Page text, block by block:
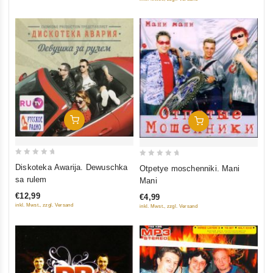
In Den Warenkorb
5
Diskoteka Awarija. Dewuschka
sa rulem
€12,99
inkl. Mwst., zzgl. Versand
In Den Warenkorb
out
5
Otpetye moschenniki. Mani
Mani
€4,99
inkl. Mwst., zzgl. Versand